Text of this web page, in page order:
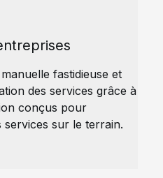
fastidieuse et
des services grâce à
conçus pour
services sur le terrain.